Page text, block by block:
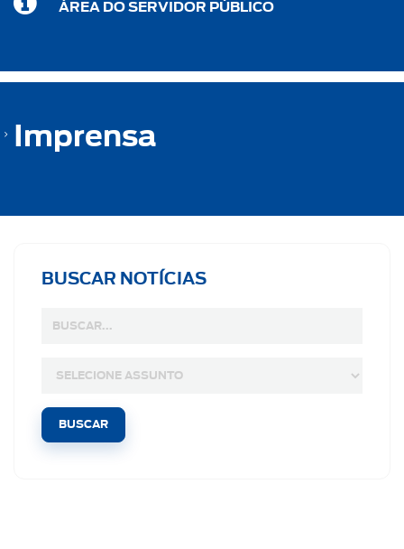
ÁREA DO SERVIDOR PÚBLICO
Imprensa
BUSCAR NOTÍCIAS